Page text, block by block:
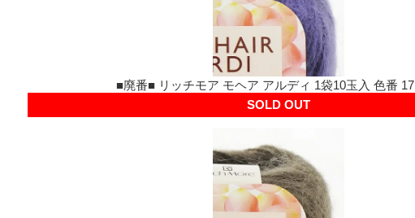
■廃番■ リッチモア モヘア アルディ 1袋10玉入 色番 17
SOLD OUT